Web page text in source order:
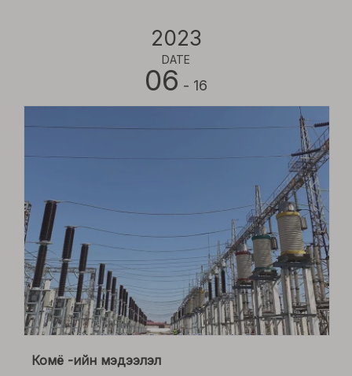
2023
DATE
06 - 16
Комё -ийн мэдээлэл